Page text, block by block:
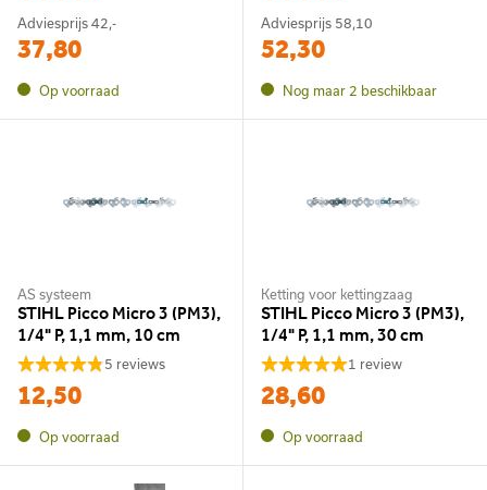
Adviesprijs 42,-
37,80
Op voorraad
Adviesprijs 58,10
52,30
Nog maar 2 beschikbaar
AS systeem
STIHL Picco Micro 3 (PM3),
1/4" P, 1,1 mm, 10 cm
5 reviews
12,50
Op voorraad
Ketting voor kettingzaag
STIHL Picco Micro 3 (PM3),
1/4" P, 1,1 mm, 30 cm
1 review
28,60
Op voorraad